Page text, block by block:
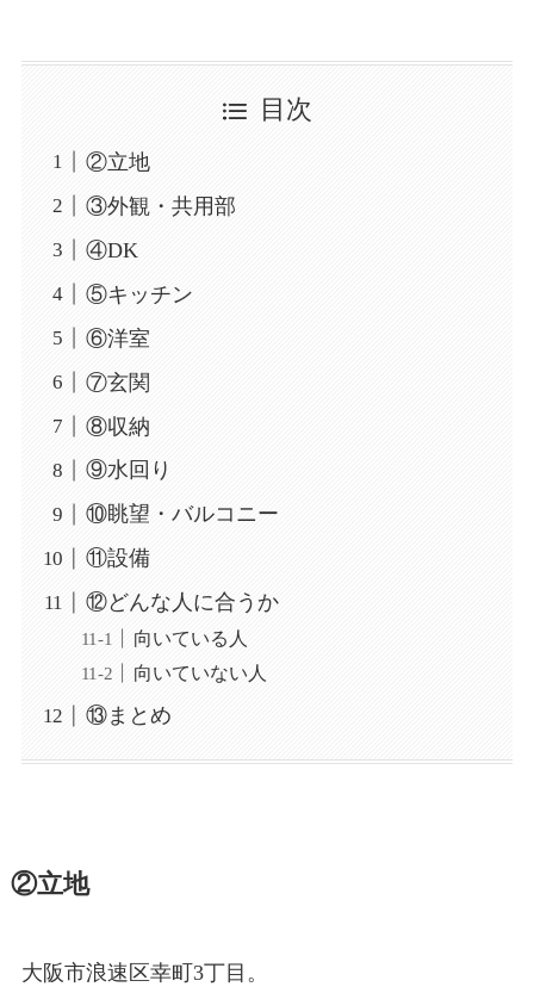
目次
②立地
③外観・共用部
④DK
⑤キッチン
⑥洋室
⑦玄関
⑧収納
⑨水回り
⑩眺望・バルコニー
⑪設備
⑫どんな人に合うか
向いている人
向いていない人
⑬まとめ
②立地
大阪市浪速区幸町3丁目。